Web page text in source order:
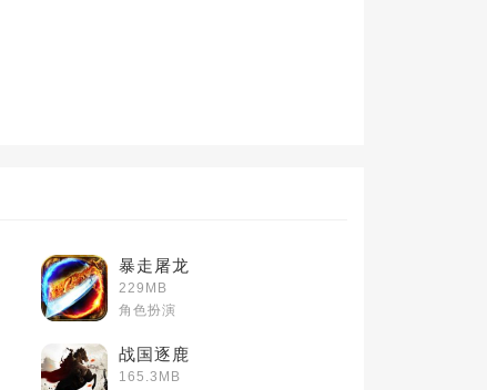
暴走屠龙
229MB
角色扮演
战国逐鹿
165.3MB